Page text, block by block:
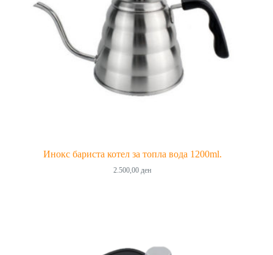
Инокс бариста котел за топла вода 1200ml.
2.500,00 ден